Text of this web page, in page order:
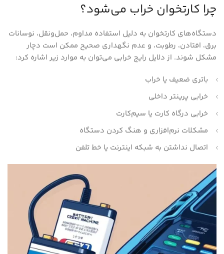
چرا کارتخوان خراب می‌شود؟
دستگاه‌های کارتخوان به دلیل استفاده مداوم، حمل‌ونقل، نوسانات
برق، افتادن، رطوبت، و عدم نگهداری صحیح ممکن است دچار
مشکل شوند. از دلایل رایج خرابی می‌توان به موارد زیر اشاره کرد:
باتری ضعیف یا خراب
خرابی پرینتر داخلی
خرابی درگاه کارت یا سیم‌کارت
مشکلات نرم‌افزاری و هنگ کردن دستگاه
اتصال نداشتن به شبکه اینترنت یا خط تلفن